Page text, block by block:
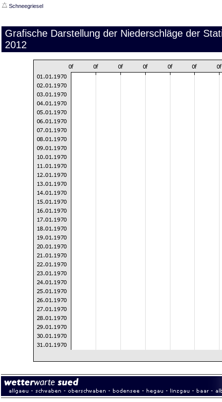
Schneegriesel
Grafische Darstellung der Niederschläge der
2012